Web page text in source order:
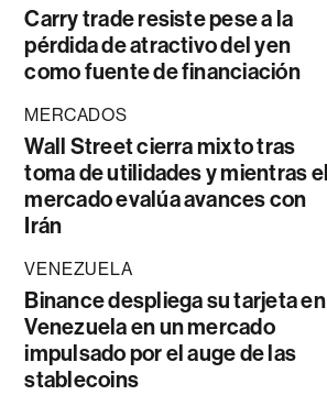
Carry trade resiste pese a la
pérdida de atractivo del yen
como fuente de financiación
MERCADOS
Wall Street cierra mixto tras
toma de utilidades y mientras el
mercado evalúa avances con
Irán
VENEZUELA
Binance despliega su tarjeta en
Venezuela en un mercado
impulsado por el auge de las
stablecoins